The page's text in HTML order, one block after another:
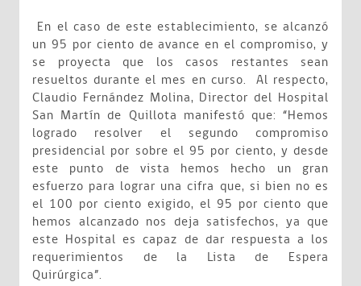
En el caso de este establecimiento, se alcanzó
un 95 por ciento de avance en el compromiso, y
se proyecta que los casos restantes sean
resueltos durante el mes en curso. Al respecto,
Claudio Fernández Molina, Director del Hospital
San Martín de Quillota manifestó que: “Hemos
logrado resolver el segundo compromiso
presidencial por sobre el 95 por ciento, y desde
este punto de vista hemos hecho un gran
esfuerzo para lograr una cifra que, si bien no es
el 100 por ciento exigido, el 95 por ciento que
hemos alcanzado nos deja satisfechos, ya que
este Hospital es capaz de dar respuesta a los
requerimientos de la Lista de Espera
Quirúrgica”.